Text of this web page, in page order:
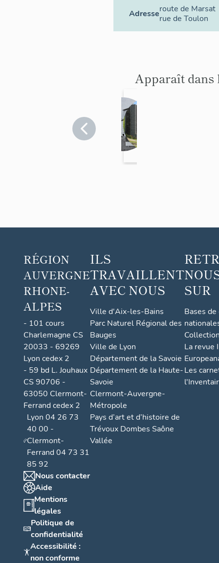
Adresseroute de Marsat
rue de Toulon
Apparaît dans
e
t
m
t
i
o
e
RÉGION
AUVERGNE
RHONE-
ALPES
- 101 cours
Charlemagne CS
20033 - 69269
Lyon cedex 2
- 59 bd L. Jouhaux
CS 90706 -
63050 Clermont-
Ferrand cedex 2
Lyon 04 26 73
40 00 -
Clermont-
Ferrand 04 73 31
85 92
Nous contacter
Aide
Mentions
légales
Politique de
confidentialité
Accessibilité :
non conforme
ILS
TRAVAILLENT
AVEC NOUS
Ville d'Aix-les-Bains
Parc Naturel Régional des
Bauges
Ville de Lyon
Département de la Savoie
Département de la Haute-
Savoie
Clermont-Auvergne-
Métropole
Pays d’art et d’histoire de
Trévoux Dombes Saône
Vallée
SUR
Bases
La revue
Les